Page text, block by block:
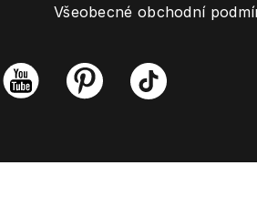
Všeobecné obchodní